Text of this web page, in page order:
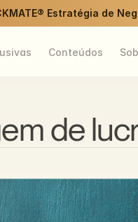
Conteúdos
de
Estratégia de